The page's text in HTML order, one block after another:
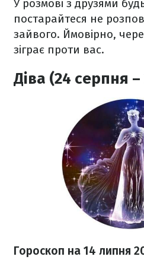
У розмові з друзями
постарайтеся не
зайвого. Ймовірно,
зіграє проти вас.
Діва (24 серпня
Гороскоп на 14 липня